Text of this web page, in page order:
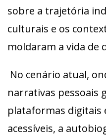
sobre a trajetória
culturais e os
moldaram a vida de
No cenário atual,
narrativas pessoais
plataformas digitais
acessíveis, a